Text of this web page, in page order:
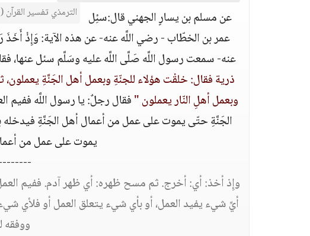
الترمذي تفسير القرآن (3075) ، أبو داود السنة (4703) ، أحمد (1/45) ، مالك الجامع (1661).
عن مسلم بن يسارٍ الجهني قال:سئِل
عمر بن الخطّاب - رضي اللَّه عنه- عن هذه الآية: وَإِذْ
عنه- سمعت رسول اللَّه صَلَّى اللَّه عليه وسَلَّم سئل عنها،
ذرية فقال: خلقْت هؤلاء للجنّةِ وبعمل أهل الجَنَّةِ
وبعمل أهلِ النّار يعملون "فقال رجلٌ: يا رسول اللَّه ففيم
الجَنَّةِ حتّى يموت على عمل من أعمال أهل الجَنَّةِ فيدخله
يموت على عمل من
وإِذ أخذ: أي: أخرج. ثم مسح ظهره: أي ظهر آدم. ففيم
أيِّ شيء يفيد العمل، أو بأي شيء يتعلق العمل أو فلأي
ووفقه